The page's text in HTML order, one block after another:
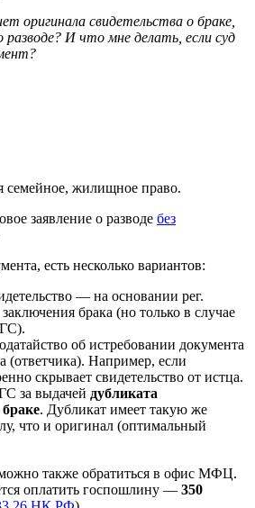
оригинала свидетельства о браке,
И что мне делать, если суд
семейное, жилищное право.
заявление о разводе без
есть несколько вариантов:
— на основании рег.
брака (но только в случае
об истребовании документа
(ответчика). Например, если
скрывает свидетельство от истца.
за выдачей дубликата
браке. Дубликат имеет такую же
что и оригинал (оптимальный
также обратиться в офис МФЦ.
оплатить госпошлину — 350